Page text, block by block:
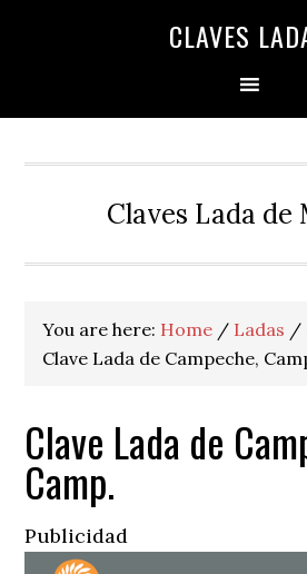
CLAVES
Claves Lada de
You are here: Home / Ladas /
Clave Lada de Campeche,
Clave Lada de
Camp.
Publicidad